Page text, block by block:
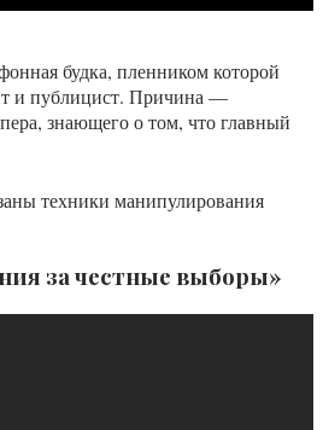
будка, пленником которой
и публицист. Причина —
знающего о том, что главный
техники манипулирования
за честные выборы»